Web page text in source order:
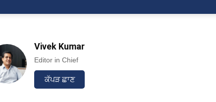
Vivek Kumar
Editor in Chief
ਕੱਪੜ ਛਾਣ